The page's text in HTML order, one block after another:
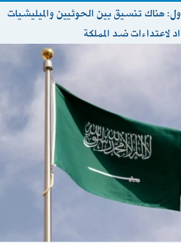
تنسيق بين الحوثيين والميليشيات
لاعتداءات ضد المملكة